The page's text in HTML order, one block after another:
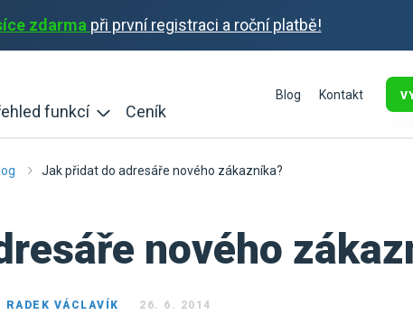
zdarma při první registraci a roční platbě!
funkcí Ceník
Blog
Kontakt
Jak přidat do adresáře nového zákazníka?
nového
RADEK VÁCLAVÍK 26. 6. 2014